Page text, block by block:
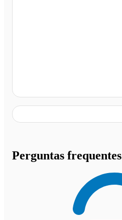
Perguntas frequentes